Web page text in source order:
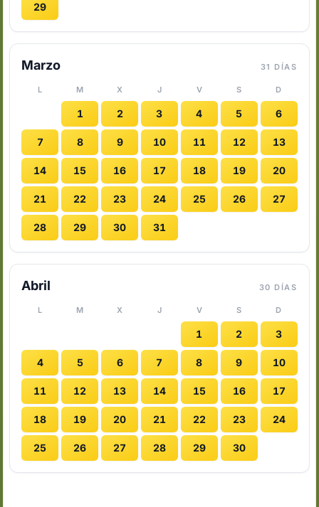
29
Marzo 31 DÍAS
L M X J V S D
1 2 3 4 5 6
7 8 9 10 11 12 13
14 15 16 17 18 19 20
21 22 23 24 25 26 27
28 29 30 31
Abril 30 DÍAS
L M X J V S D
1 2 3
4 5 6 7 8 9 10
11 12 13 14 15 16 17
18 19 20 21 22 23 24
25 26 27 28 29 30